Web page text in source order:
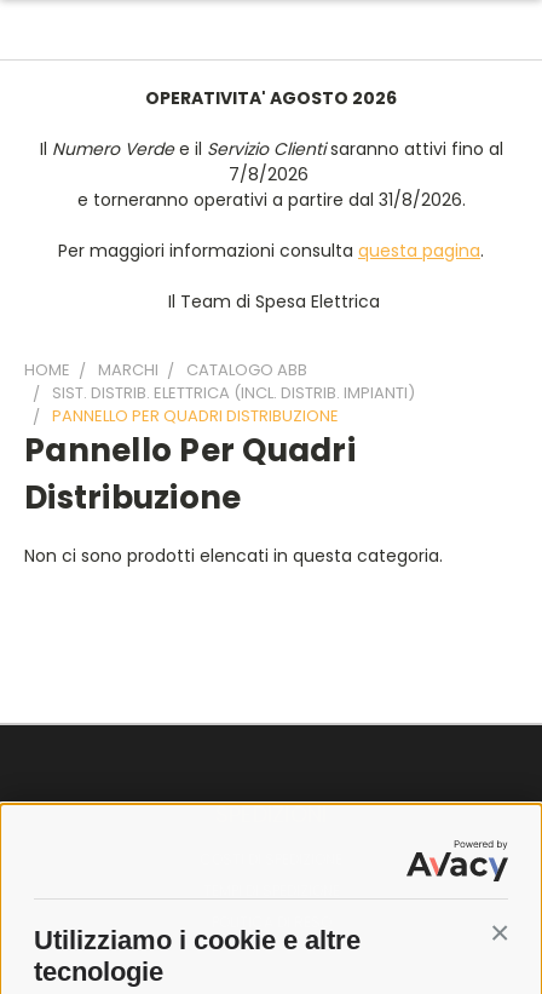
Utilizziamo i cookie e altre
tecnologie
OPERATIVITA' AGOSTO 2026
Il Numero Verdee il Servizio Clientisaranno attivi fino al
7/8/2026
e torneranno operativi a partire dal 31/8/2026.
Per maggiori informazioni consulta questa pagina.
Il Team di Spesa Elettrica
HOME MARCHI
CATALOGO ABB
SIST. DISTRIB. ELETTRICA (INCL. DISTRIB. IMPIANTI)
PANNELLO PER QUADRI DISTRIBUZIONE
Pannello Per Quadri
Distribuzione
Non ci sono prodotti elencati in questa categoria.
SPEDIZIONI